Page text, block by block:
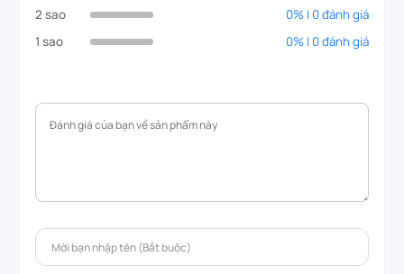
2 sao
0% | 0 đánh giá
1 sao
0% | 0 đánh giá